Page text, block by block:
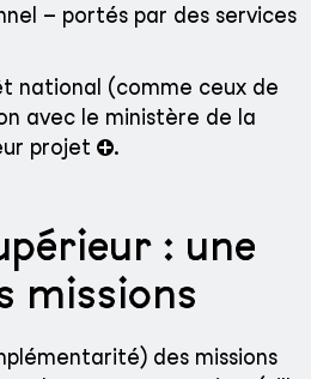
– portés par des services
national (comme ceux de
avec le ministère de la
projet
.
: une
missions
des missions